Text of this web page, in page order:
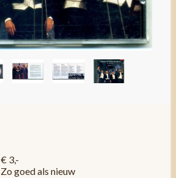
€ 3,-
Zo goed als nieuw